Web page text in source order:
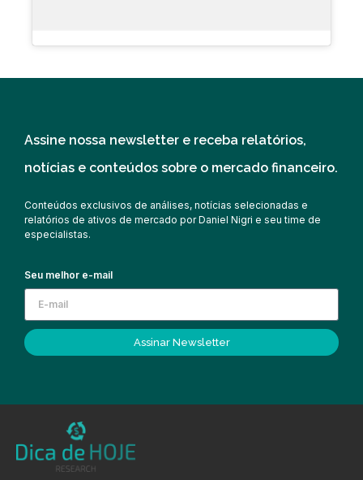
Assine nossa newsletter e receba relatórios,
notícias e conteúdos sobre o mercado financeiro.
Conteúdos exclusivos de análises, notícias selecionadas e
relatórios de ativos de mercado por Daniel Nigri e seu time de
especialistas.
Seu melhor e-mail
Assinar Newsletter